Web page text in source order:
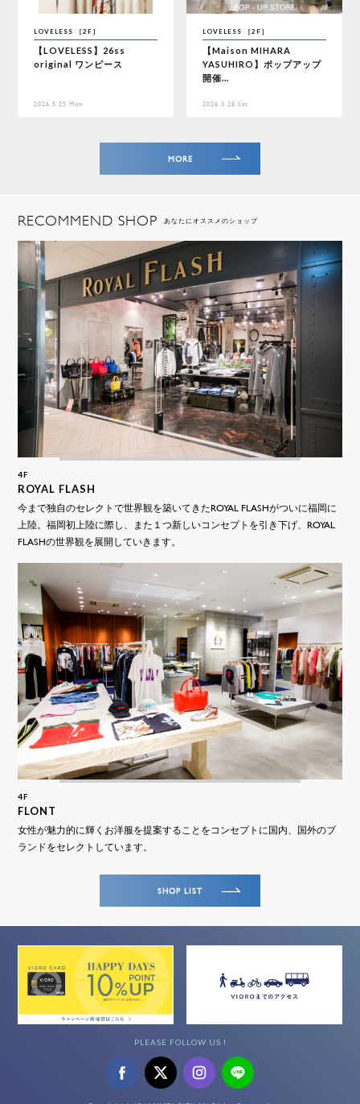
LOVELESS ［2F］
【LOVELESS】26ss
original ワンピース
2026.5.25 Mon
LOVELESS ［2F］
【Maison MIHARA
YASUHIRO】ポップアップ
開催…
2026.3.28 Sat
MORE
RECOMMEND SHOP あなたにオススメのショップ
4F
ROYAL FLASH
今まで独自のセレクトで世界観を築いてきたROYAL FLASHがついに福岡に
上陸。福岡初上陸に際し、また１つ新しいコンセプトを引き下げ、ROYAL
FLASHの世界観を展開していきます。
4F
FLONT
女性が魅力的に輝くお洋服を提案することをコンセプトに国内、国外のブ
ランドをセレクトしています。
SHOP LIST
PLEASE FOLLOW US !